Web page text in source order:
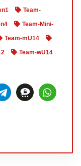
Team-
Team-Mini-
Team-mU14
Team-wU14